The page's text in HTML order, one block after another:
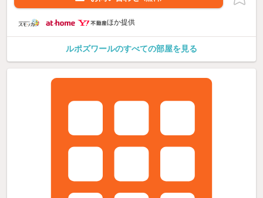
ほか提供
ルポズワールのすべての部屋を見る